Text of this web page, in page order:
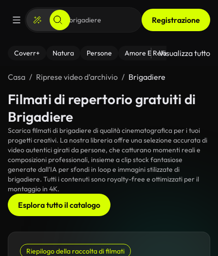
Registrazione
Coverr+ Natura Persone Amore E Relazioni Il
Visualizza tutto
Casa Riprese video d’archivio Brigadiere
Filmati di repertorio gratuiti di
Brigadiere
Scarica filmati di brigadiere di qualità cinematografica per i tuoi
progetti creativi. La nostra libreria offre una selezione accurata di
video autentici girati da persone, che catturano momenti reali e
composizioni professionali, insieme a clip stock fantasiose
generate dall'IA per sfondi in loop e immagini stilizzate di
brigadiere. Tutti i contenuti sono royalty-free e ottimizzati per il
montaggio in 4K.
Esplora tutto il catalogo
Riepilogo della raccolta di filmati